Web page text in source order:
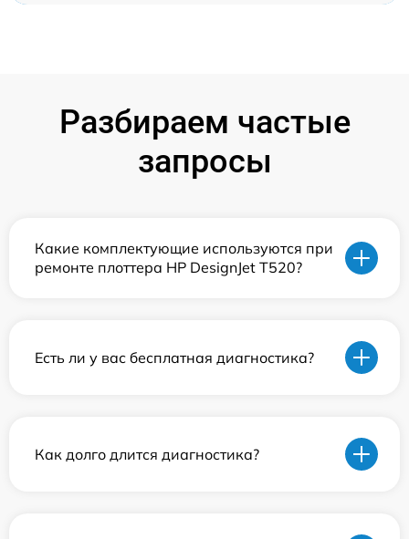
Разбираем частые
запросы
Какие комплектующие используются при
ремонте плоттера HP DesignJet T520?
Есть ли у вас бесплатная диагностика?
Как долго длится диагностика?